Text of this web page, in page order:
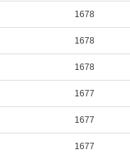
1678
1678
1678
1677
1677
1677